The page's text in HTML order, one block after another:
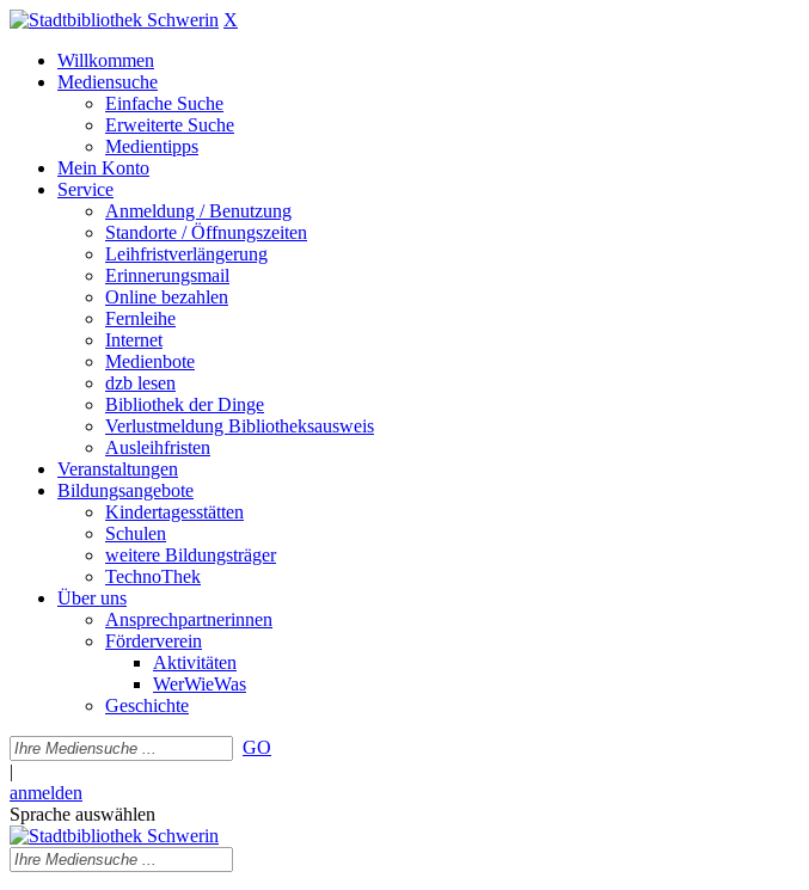
X
Willkommen
Mediensuche
Einfache Suche
Erweiterte Suche
Medientipps
Mein Konto
Service
Anmeldung / Benutzung
Standorte / Öffnungszeiten
Leihfristverlängerung
Erinnerungsmail
Online bezahlen
Fernleihe
Internet
Medienbote
dzb lesen
Bibliothek der Dinge
Verlustmeldung Bibliotheksausweis
Ausleihfristen
Veranstaltungen
Bildungsangebote
Kindertagesstätten
Schulen
weitere Bildungsträger
TechnoThek
Über uns
Ansprechpartnerinnen
Förderverein
Aktivitäten
WerWieWas
Geschichte
GO
|
anmelden
Sprache auswählen